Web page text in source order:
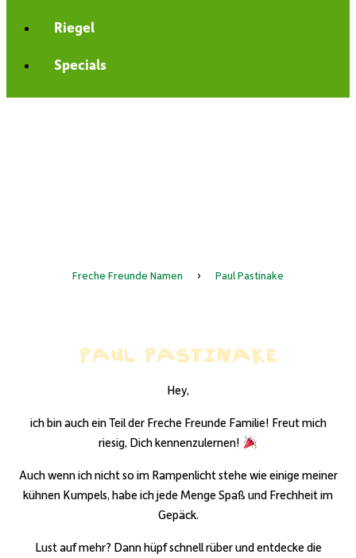
Riegel
Specials
Freche Freunde Namen › Paul Pastinake
Paul Pastinake
Hey,
ich bin auch ein Teil der Freche Freunde Familie! Freut mich
riesig, Dich kennenzulernen!
Auch wenn ich nicht so im Rampenlicht stehe wie einige meiner
kühnen Kumpels, habe ich jede Menge Spaß und Frechheit im
Gepäck.
Lust auf mehr? Dann hüpf schnell rüber und entdecke die